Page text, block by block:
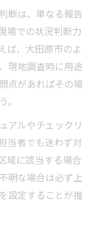
断は、単なる報告
場での状況判断力
ば、大田原市のよ
現地調査時に用途
点があればその場
アルやチェックリ
当者でも迷わず対
域に該当する場合
明な場合は必ず上
設定することが推